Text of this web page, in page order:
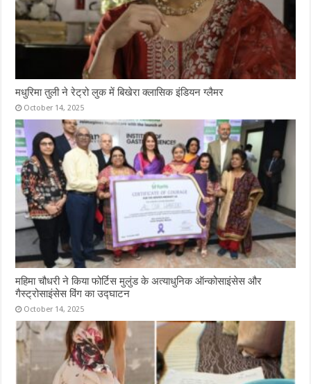
मधुरिमा तुली ने रेट्रो लुक में बिखेरा क्लासिक इंडियन ग्लैमर
October 14, 2025
महिमा चौधरी ने किया फोर्टिस मुलुंड के अत्याधुनिक ऑन्कोसाइंसेस और
गैस्ट्रोसाइंसेस विंग का उद्घाटन
October 14, 2025